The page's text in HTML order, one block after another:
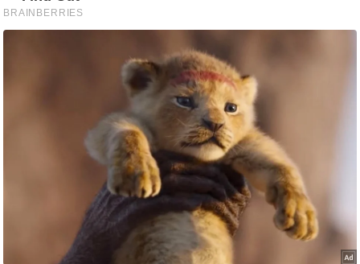
/
फै